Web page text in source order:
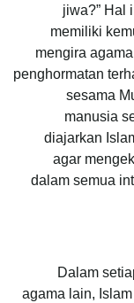
jiwa?” Hal
memiliki
mengira
penghormatan
sesama
manusia
diajarkan
agar
dalam semua
Dalam
agama lain,